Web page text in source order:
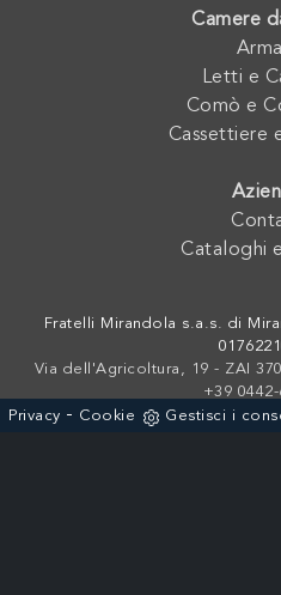
Camere
Letti e
Comò e
Cassettiere
Cataloghi
Fratelli Mirandola s.a.s. di
Via dell'Agricoltura, 19 - ZAI
+39
Privacy - Cookie Gestisci i